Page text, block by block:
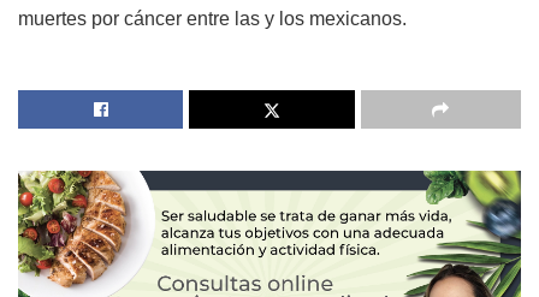
muertes por cáncer entre las y los mexicanos.